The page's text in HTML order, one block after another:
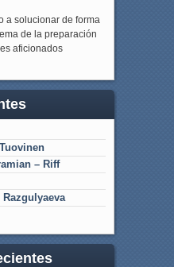
a solucionar de forma
de la preparación
aficionados
– Riff
Razgulyaeva